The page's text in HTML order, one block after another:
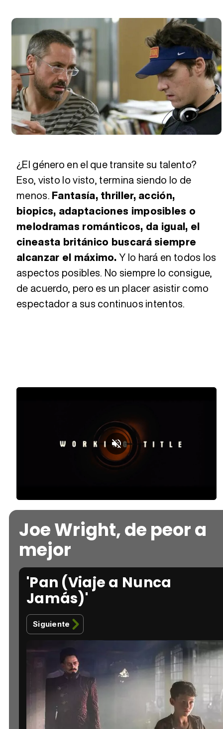
¿El género en el que transite su talento?
Eso, visto lo visto, termina siendo lo de
menos. Fantasía, thriller, acción,
biopics, adaptaciones imposibles o
melodramas románticos, da igual, el
cineasta británico buscará siempre
alcanzar el máximo.Y lo hará en todos los
aspectos posibles. No siempre lo consigue,
de acuerdo, pero es un placer asistir como
espectador a sus continuos intentos.
29.91%
Joe Wright, de peor a
mejor
'Pan (Viaje a Nunca
Jamás)'
Siguiente